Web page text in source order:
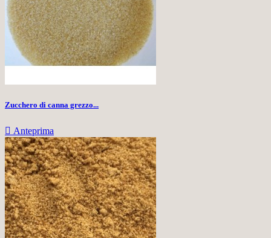
Zucchero di canna grezzo...
 Anteprima